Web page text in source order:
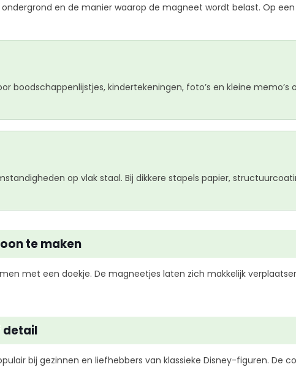
en de manier waarop de magneet wordt belast. Op
boodschappenlijstjes, kindertekeningen, foto’s en kleine
op vlak staal. Bij dikkere stapels papier,
te maken
met een doekje. De magneetjes laten zich makkelijk
detail
bij gezinnen en liefhebbers van klassieke Disney-figuren. De